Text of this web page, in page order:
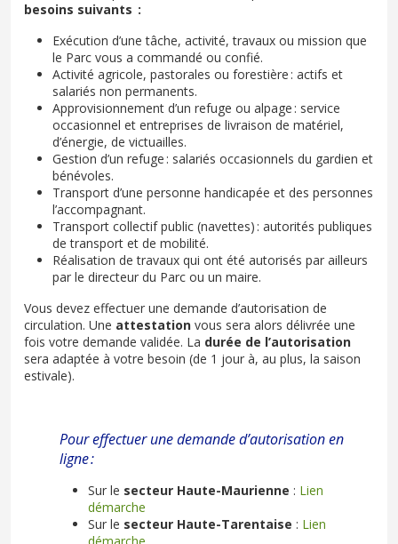
besoins suivants :
Exécution d’une tâche, activité, travaux ou mission que
le Parc vous a commandé ou confié.
Activité agricole, pastorales ou forestière : actifs et
salariés non permanents.
Approvisionnement d’un refuge ou alpage : service
occasionnel et entreprises de livraison de matériel,
d’énergie, de victuailles.
Gestion d’un refuge : salariés occasionnels du gardien et
bénévoles.
Transport d’une personne handicapée et des personnes
l’accompagnant.
Transport collectif public (navettes) : autorités publiques
de transport et de mobilité.
Réalisation de travaux qui ont été autorisés par ailleurs
par le directeur du Parc ou un maire.
Vous devez effectuer une demande d’autorisation de
circulation. Une attestation vous sera alors délivrée une
fois votre demande validée. La durée de l’autorisation
sera adaptée à votre besoin (de 1 jour à, au plus, la saison
estivale).
Pour effectuer une demande d’autorisation en
ligne :
Sur le secteur Haute-Maurienne : Lien
démarche
Sur le secteur Haute-Tarentaise : Lien